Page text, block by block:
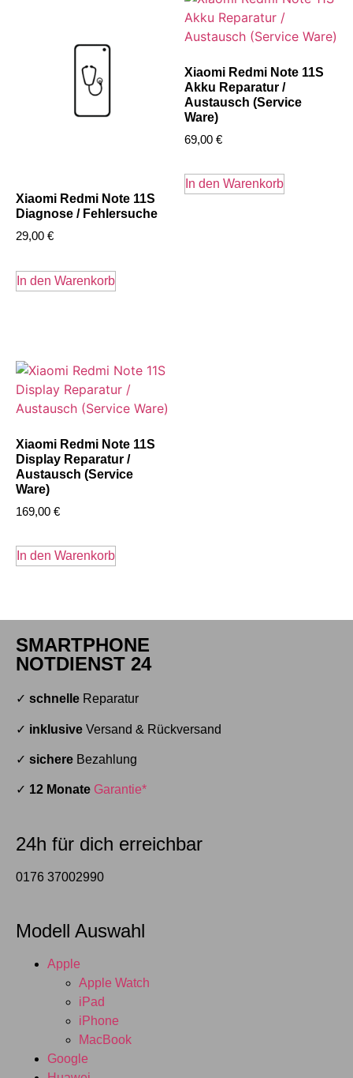
Xiaomi Redmi Note 11S
Diagnose / Fehlersuche
29,00 €
In den Warenkorb
Xiaomi Redmi Note 11S
Akku Reparatur /
Austausch (Service
Ware)
69,00 €
In den Warenkorb
Xiaomi Redmi Note 11S
Display Reparatur /
Austausch (Service
Ware)
169,00 €
In den Warenkorb
SMARTPHONE
NOTDIENST 24
✓ schnelle Reparatur
✓ inklusive Versand & Rückversand
✓ sichere Bezahlung
✓ 12 Monate Garantie*
24h für dich erreichbar
0176 37002990
Modell Auswahl
Apple
Apple Watch
iPad
iPhone
MacBook
Google